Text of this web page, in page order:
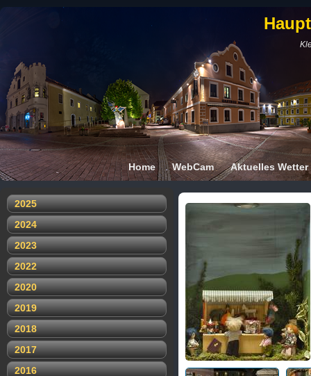
Home WebCam Aktuelles Wetter
2025
2024
2023
2022
2020
2019
2018
2017
2016